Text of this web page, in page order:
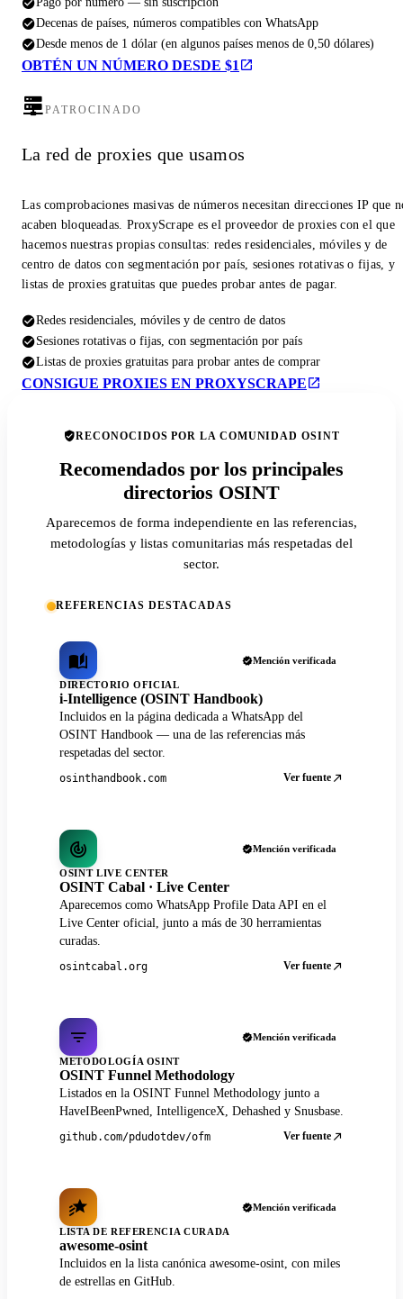
Decenas de países, números compatibles con WhatsApp
Desde menos de 1 dólar (en algunos países menos de 0,50 dólares)
OBTÉN UN NÚMERO DESDE $1
PATROCINADO
La red de proxies que usamos
Las comprobaciones masivas de números necesitan direcciones IP que
acaben bloqueadas. ProxyScrape es el proveedor de proxies con el que
hacemos nuestras propias consultas: redes residenciales, móviles y de
centro de datos con segmentación por país, sesiones rotativas o fijas, y
listas de proxies gratuitas que puedes probar antes de pagar.
Redes residenciales, móviles y de centro de datos
Sesiones rotativas o fijas, con segmentación por país
Listas de proxies gratuitas para probar antes de comprar
CONSIGUE PROXIES EN PROXYSCRAPE
RECONOCIDOS POR LA COMUNIDAD OSINT
Recomendados por los principales
directorios OSINT
Aparecemos de forma independiente en las referencias,
metodologías y listas comunitarias más respetadas del
sector.
REFERENCIAS DESTACADAS
Mención verificada
DIRECTORIO OFICIAL
i-Intelligence (OSINT Handbook)
Incluidos en la página dedicada a WhatsApp del
OSINT Handbook — una de las referencias más
respetadas del sector.
osinthandbook.com Ver fuente
Mención verificada
OSINT LIVE CENTER
OSINT Cabal · Live Center
Aparecemos como WhatsApp Profile Data API en el
Live Center oficial, junto a más de 30 herramientas
curadas.
osintcabal.org Ver fuente
Mención verificada
METODOLOGÍA OSINT
OSINT Funnel Methodology
Listados en la OSINT Funnel Methodology junto a
HaveIBeenPwned, IntelligenceX, Dehashed y Snusbase.
github.com/pdudotdev/ofm Ver fuente
Mención verificada
LISTA DE REFERENCIA CURADA
awesome-osint
Incluidos en la lista canónica awesome-osint, con miles
de estrellas en GitHub.